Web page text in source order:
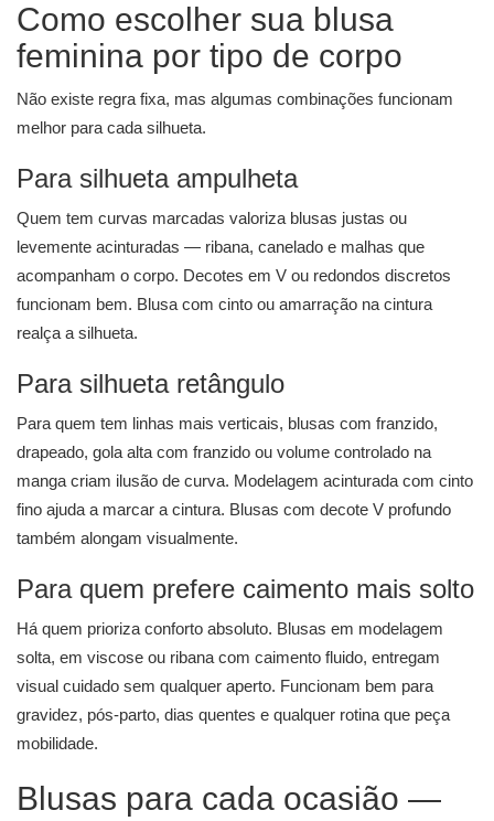
Como escolher sua blusa
feminina por tipo de corpo
Não existe regra fixa, mas algumas combinações funcionam
melhor para cada silhueta.
Para silhueta ampulheta
Quem tem curvas marcadas valoriza blusas justas ou
levemente acinturadas — ribana, canelado e malhas que
acompanham o corpo. Decotes em V ou redondos discretos
funcionam bem. Blusa com cinto ou amarração na cintura
realça a silhueta.
Para silhueta retângulo
Para quem tem linhas mais verticais, blusas com franzido,
drapeado, gola alta com franzido ou volume controlado na
manga criam ilusão de curva. Modelagem acinturada com cinto
fino ajuda a marcar a cintura. Blusas com decote V profundo
também alongam visualmente.
Para quem prefere caimento mais solto
Há quem prioriza conforto absoluto. Blusas em modelagem
solta, em viscose ou ribana com caimento fluido, entregam
visual cuidado sem qualquer aperto. Funcionam bem para
gravidez, pós-parto, dias quentes e qualquer rotina que peça
mobilidade.
Blusas para cada ocasião —